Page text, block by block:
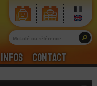
Infos Contact